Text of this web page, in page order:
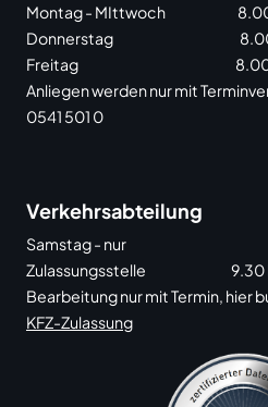
Montag - MIttwoch
Donnerstag
Freitag
Anliegen werden nur mit
0541 501 0
Verkehrsabteilung
Samstag - nur
Zulassungsstelle
9.30
Bearbeitung nur mit Termin, hier
KFZ-Zulassung